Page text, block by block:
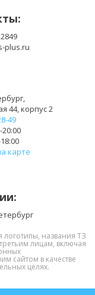
plus.ru
44, корпус 2
49
карте
логотипы, названия ТЗ
лицам, включая
сайтом в качестве
целях.